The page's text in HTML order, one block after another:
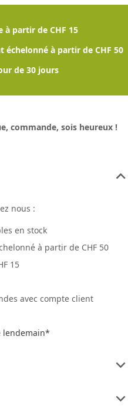
partir de CHF 15
à partir de CHF 50
de 30 jours
commande, sois heureux !
nous :
en stock
à partir de CHF 50
15
avec compte client
lendemain*